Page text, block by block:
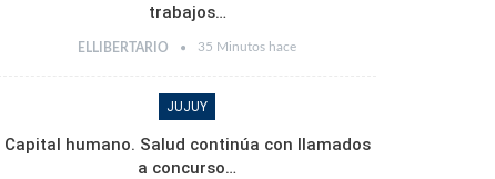
trabajos…
ELLIBERTARIO 35 Minutos hace
JUJUY
Capital humano. Salud continúa con llamados
a concurso…